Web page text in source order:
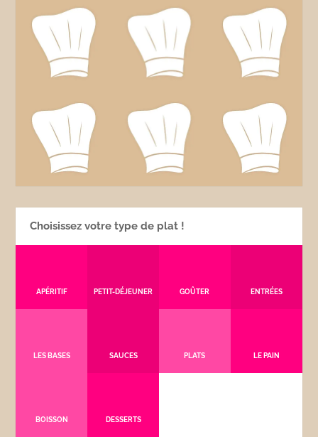
Choisissez votre type de plat !
APÉRITIF PETIT-DÉJEUNER GOÛTER ENTRÉES
LES BASES SAUCES PLATS LE PAIN
BOISSON DESSERTS